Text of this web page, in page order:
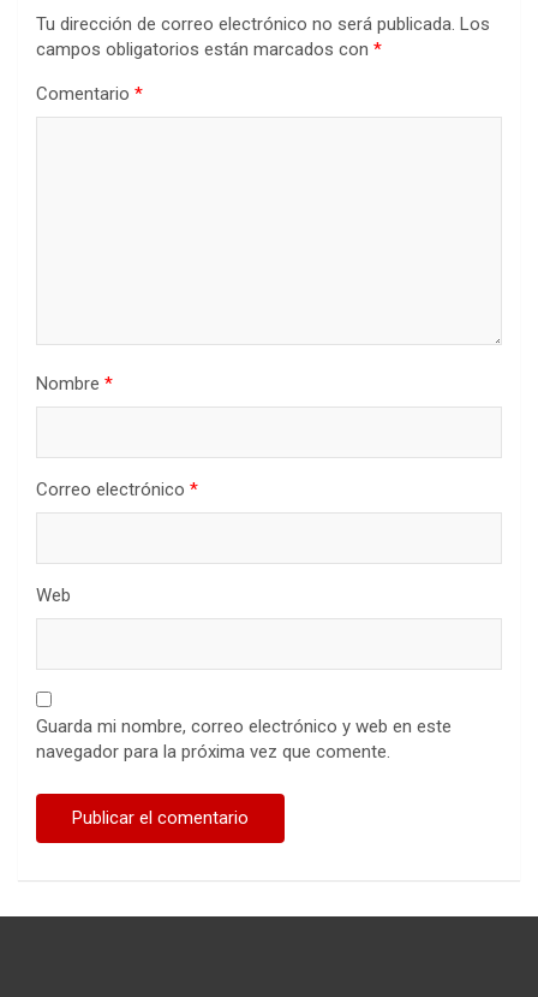
Tu dirección de correo electrónico no será publicada. Los
campos obligatorios están marcados con *
Comentario *
Nombre *
Correo electrónico *
Web
Guarda mi nombre, correo electrónico y web en este
navegador para la próxima vez que comente.